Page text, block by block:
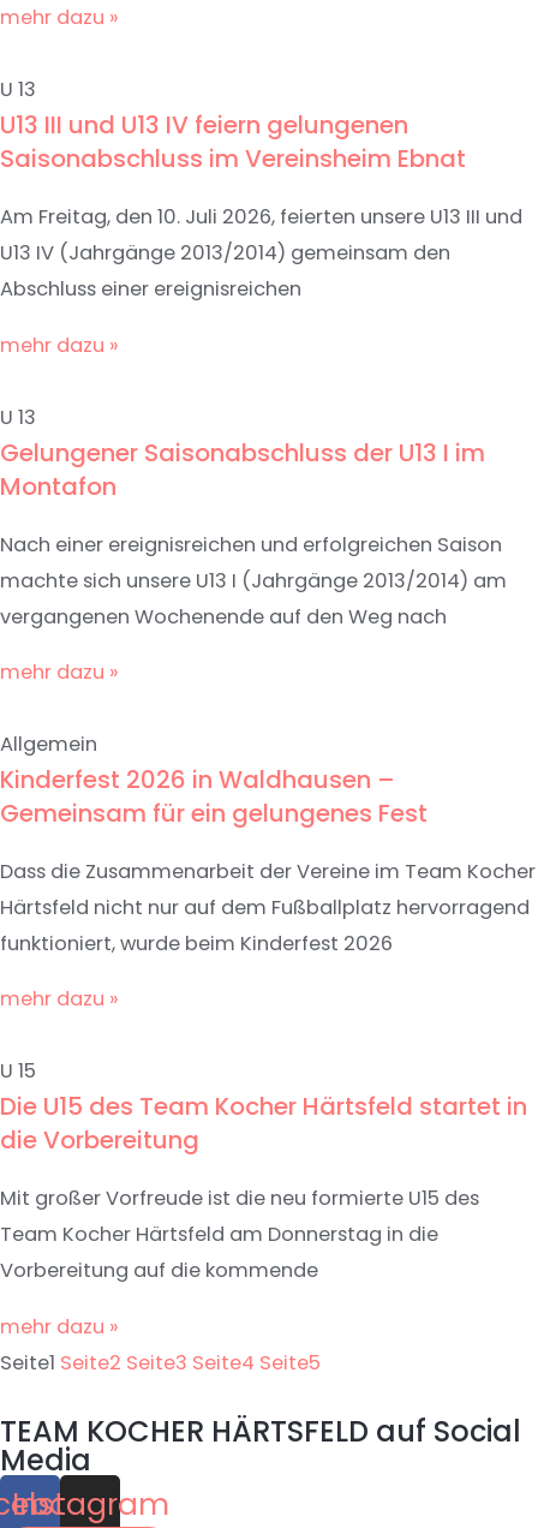
mehr dazu »
U 13
U13 III und U13 IV feiern gelungenen
Saisonabschluss im Vereinsheim Ebnat
Am Freitag, den 10. Juli 2026, feierten unsere U13 III und
U13 IV (Jahrgänge 2013/2014) gemeinsam den
Abschluss einer ereignisreichen
mehr dazu »
U 13
Gelungener Saisonabschluss der U13 I im
Montafon
Nach einer ereignisreichen und erfolgreichen Saison
machte sich unsere U13 I (Jahrgänge 2013/2014) am
vergangenen Wochenende auf den Weg nach
mehr dazu »
Allgemein
Kinderfest 2026 in Waldhausen –
Gemeinsam für ein gelungenes Fest
Dass die Zusammenarbeit der Vereine im Team Kocher
Härtsfeld nicht nur auf dem Fußballplatz hervorragend
funktioniert, wurde beim Kinderfest 2026
mehr dazu »
U 15
Die U15 des Team Kocher Härtsfeld startet in
die Vorbereitung
Mit großer Vorfreude ist die neu formierte U15 des
Team Kocher Härtsfeld am Donnerstag in die
Vorbereitung auf die kommende
mehr dazu »
Seite1 Seite2 Seite3 Seite4 Seite5
TEAM KOCHER HÄRTSFELD auf Social
Media
Instagram